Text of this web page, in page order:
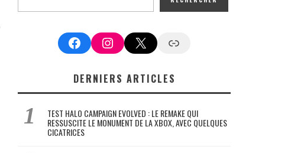
FacebookInstagram
X Google News
DERNIERS ARTICLES
TEST HALO CAMPAIGN EVOLVED : LE REMAKE QUI
RESSUSCITE LE MONUMENT DE LA XBOX, AVEC QUELQUES
CICATRICES